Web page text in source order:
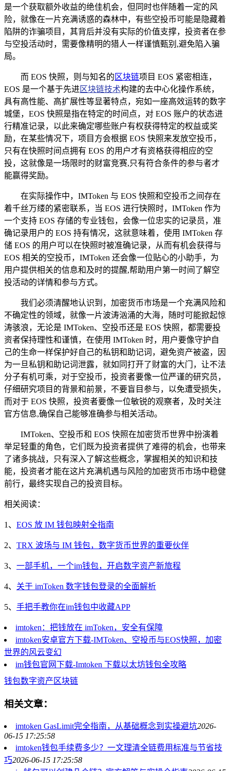
是一个获取额外收益的绝佳机会，但同时也伴随着一定的风
险，就像在一片充满诱惑的森林中，有些空投币可能是隐藏着
陷阱的诈骗项目，其背后并没有实际的价值支撑，投资者在参
与空投活动时，需要像精明的猎人一样谨慎甄别,避免陷入骗
局。
而 EOS 快照，则与知名的 区块链项目 EOS 紧密相连，
EOS 是一个基于先进区块链技术构建的去中心化操作系统，
具有高性能、高扩展性等显著特点，宛如一座高效运转的数字
城堡，EOS 快照是指在特定的时间点，对 EOS 账户的状态进
行精准记录，以此来确定哪些账户有权获得特定的权益或奖
励，在某些情况下，项目方会根据 EOS 快照来发放空投币，
只有在快照时间点拥有 EOS 的用户才有资格获得相应的空
投，这就像是一场限时的财富竞赛,只有符合条件的参与者才
能赢得奖励。
在实际操作中，IMToken 与 EOS 快照和空投币之间存在
着千丝万缕的紧密联系，当 EOS 进行快照时，IMToken 作为
一个支持 EOS 存储的专业钱包，会像一位忠实的记录员，准
确记录用户的 EOS 持有情况，这就意味着，使用 IMToken 存
储 EOS 的用户可以在快照时被准确记录，从而有机会获得与
EOS 相关的空投币，IMToken 还会像一位贴心的小助手，为
用户提供相关的信息和及时的提醒,帮助用户第一时间了解空
投活动的详情和参与方式。
我们必须清醒地认识到，加密货币市场是一个充满风险和
不确定性的领域，就像一片波涛汹涌的大海，随时可能掀起惊
涛骇浪，无论是 IMToken、空投币还是 EOS 快照，都需要投
资者保持理性和谨慎，在使用 IMToken 时，用户要像守护自
己的生命一样保护好自己的私钥和助记词，避免资产被盗，因
为一旦私钥和助记词泄露，就如同打开了财富的大门，让不法
分子有机可乘，对于空投币，投资者要像一位严谨的研究员，
仔细研究项目的背景和前景，不要盲目参与，以免遭受损失，
而对于 EOS 快照，投资者要像一位敏锐的观察者，及时关注
官方信息,确保自己能够准确参与相关活动。
IMToken、空投币和 EOS 快照在加密货币世界中扮演着
举足轻重的角色，它们既为投资者提供了难得的机会，也带来
了诸多挑战，只有深入了解这些概念，掌握相关的知识和技
能，投资者才能在这片充满机遇与风险的加密货币市场中稳健
前行，最终实现自己的投资目标。
相关阅读：
1、 EOS 放 IM 钱包映射全指南
2、 TRX 波场与 IM 钱包，数字货币世界的重要伙伴
3、 一部手机，一个im钱包，开启数字资产新旅程
4、 关于 imToken 数字钱包登录的全面解析
5、 手把手教你在im钱包中收藏APP
imtoken：把钱放在 imToken，安全有保障
imtoken安卓官方下载-IMToken、空投币与EOS快照，加密
世界的风云变幻
im钱包官网下载-Imtoken 下载以太坊钱包全攻略
钱包数字资产 区块链
相关文章：
imtoken GasLimit完全指南，从基础概念到实操避坑2026-
06-15 17:25:58
imtoken钱包手续费多少？一文理清全链费用标准与节省技
巧2026-06-15 17:25:58